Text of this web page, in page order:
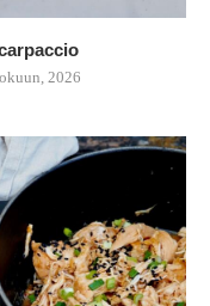
2026